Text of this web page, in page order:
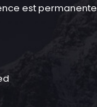
est permanente